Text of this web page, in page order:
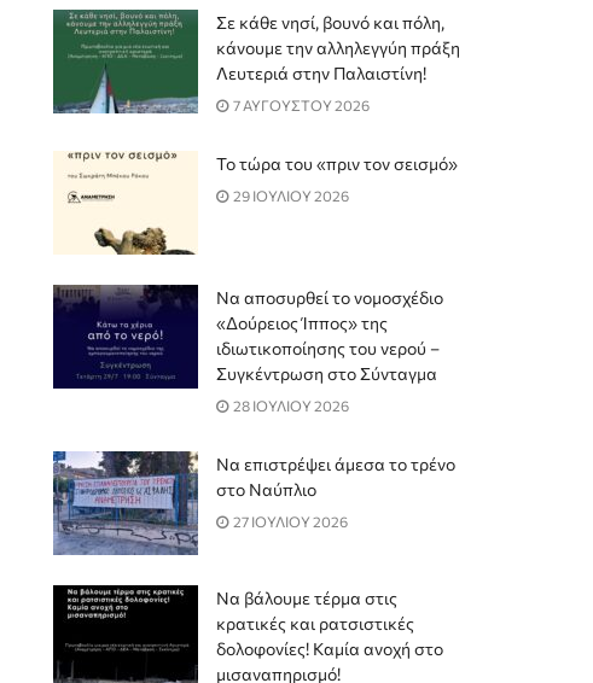
Σε κάθε νησί, βουνό και πόλη,
κάνουμε την αλληλεγγύη πράξη
Λευτεριά στην Παλαιστίνη!
7 ΑΥΓΟΥΣΤΟΥ 2026
Το τώρα του «πριν τον σεισμό»
29 ΙΟΥΛΙΟΥ 2026
Να αποσυρθεί το νομοσχέδιο
«Δούρειος Ίππος» της
ιδιωτικοποίησης του νερού –
Συγκέντρωση στο Σύνταγμα
28 ΙΟΥΛΙΟΥ 2026
Να επιστρέψει άμεσα το τρένο
στο Ναύπλιο
27 ΙΟΥΛΙΟΥ 2026
Να βάλουμε τέρμα στις
κρατικές και ρατσιστικές
δολοφονίες! Καμία ανοχή στο
μισαναπηρισμό!